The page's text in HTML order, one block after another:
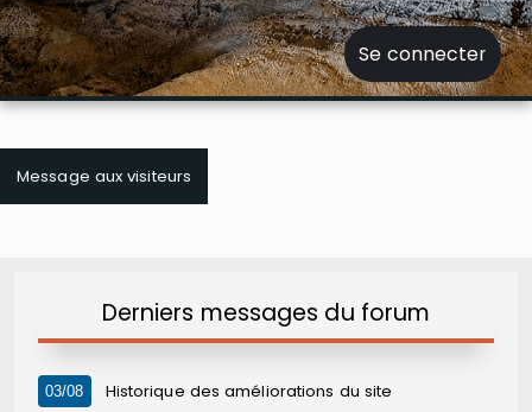
Se connecter
Message aux visiteurs
Derniers messages du forum
03/08 Historique des améliorations du site